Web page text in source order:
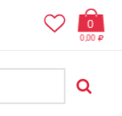
0
0,00